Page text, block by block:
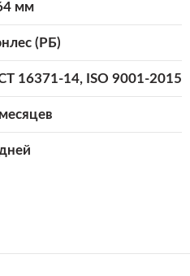
мм
(РБ)
16371-14, ISO 9001-2015